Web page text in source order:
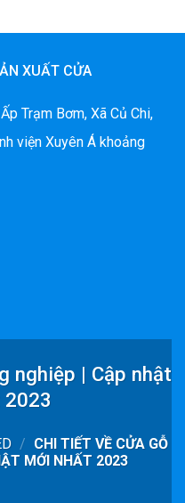
XUẤT CỬA
Trạm Bơm, Xã Củ Chi,
viện Xuyên Á khoảng
nghiệp | Cập nhật
2023
/ CHI TIẾT VỀ CỬA GỖ
MỚI NHẤT 2023